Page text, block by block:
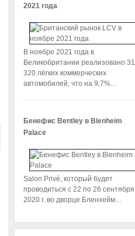
2021 года
В ноябре 2021 года в
Великобритании реализовано 31
320 лёгких коммерческих
автомобилей, что на 9,7%…
Бенефис Bentley в Blenheim
Palace
Salon Privé, который будет
проводиться с 22 по 26 сентября
2020 г. во дворце Бленхейм…